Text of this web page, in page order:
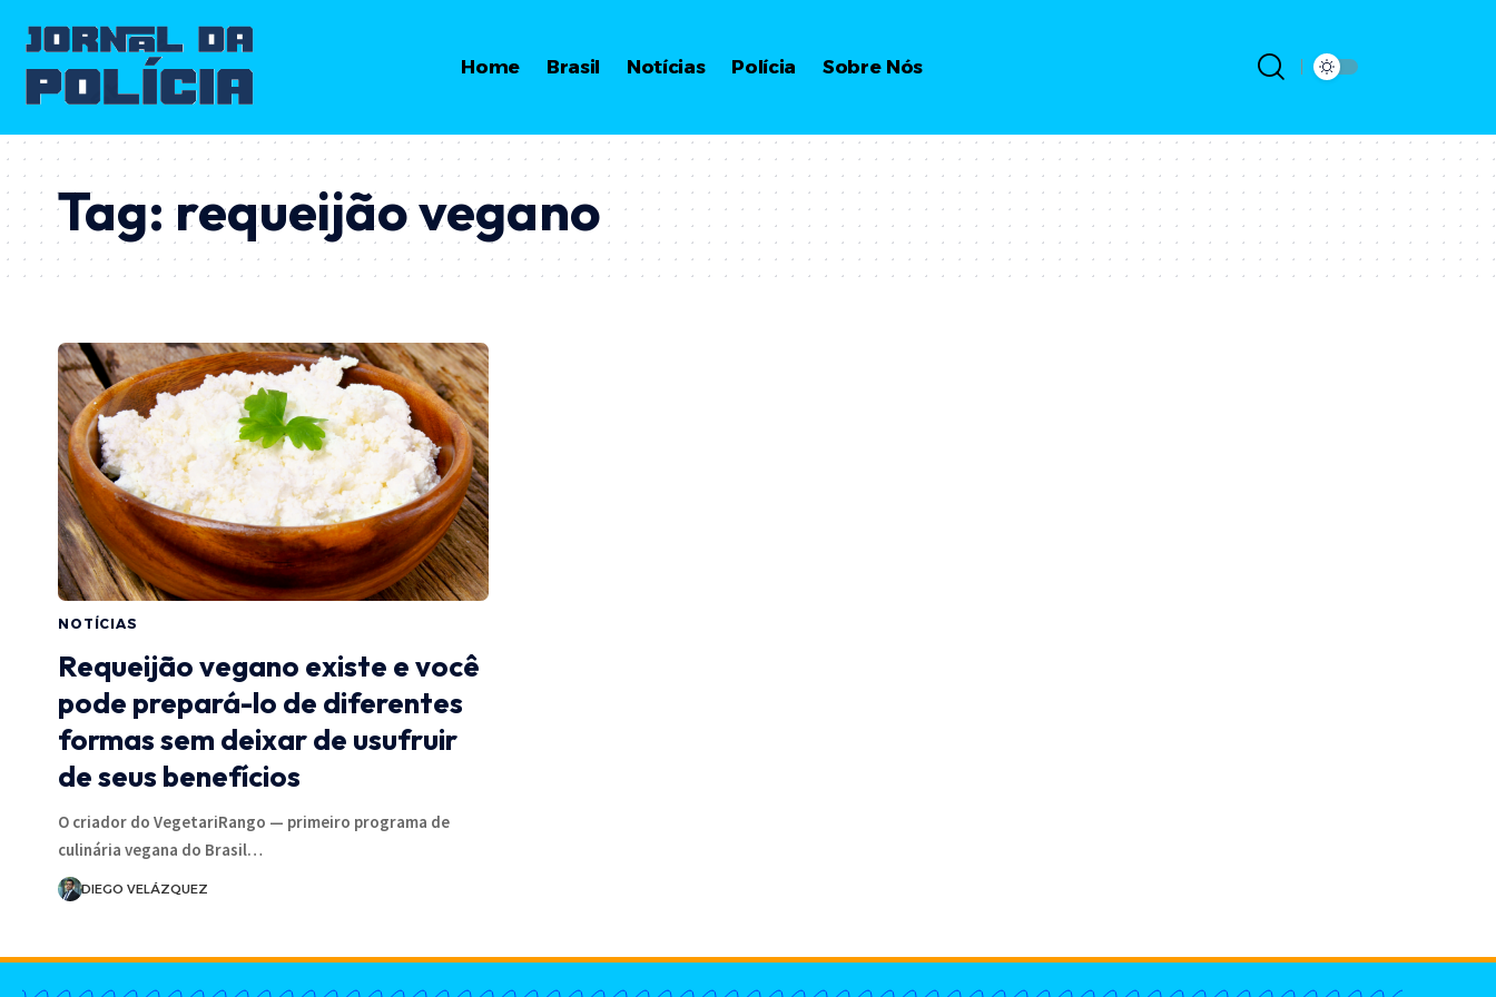
Home Brasil Notícias Polícia Sobre Nós
Tag:requeijão vegano
NOTÍCIAS
Requeijão vegano existe e você
pode prepará-lo de diferentes
formas sem deixar de usufruir
de seus benefícios
O criador do VegetariRango — primeiro programa de
culinária vegana do Brasil…
DIEGO VELÁZQUEZ